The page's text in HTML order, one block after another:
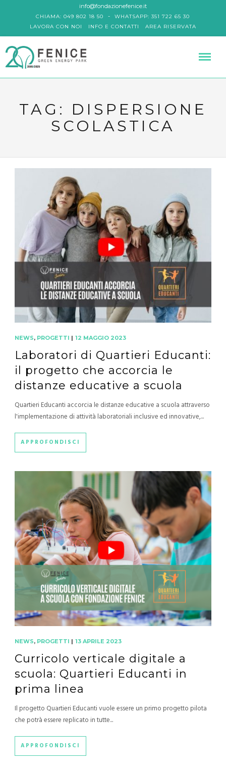
info@fondazionefenice.it
CHIAMA: 049 802 18 50 -
WHATSAPP: 351 722 65 30
LAVORA CON NOI
INFO E CONTATTI AREA RISERVATA
TAG: DISPERSIONE
SCOLASTICA
NEWS, PROGETTI | 12 MAGGIO 2023
Laboratori di Quartieri Educanti:
il progetto che accorcia le
distanze educative a scuola
Quartieri Educanti accorcia le distanze educative a scuola attraverso
l'implementazione di attività laboratoriali inclusive ed innovative,...
APPROFONDISCI
NEWS, PROGETTI | 13 APRILE 2023
Curricolo verticale digitale a
scuola: Quartieri Educanti in
prima linea
Il progetto Quartieri Educanti vuole essere un primo progetto pilota
che potrà essere replicato in tutte...
APPROFONDISCI